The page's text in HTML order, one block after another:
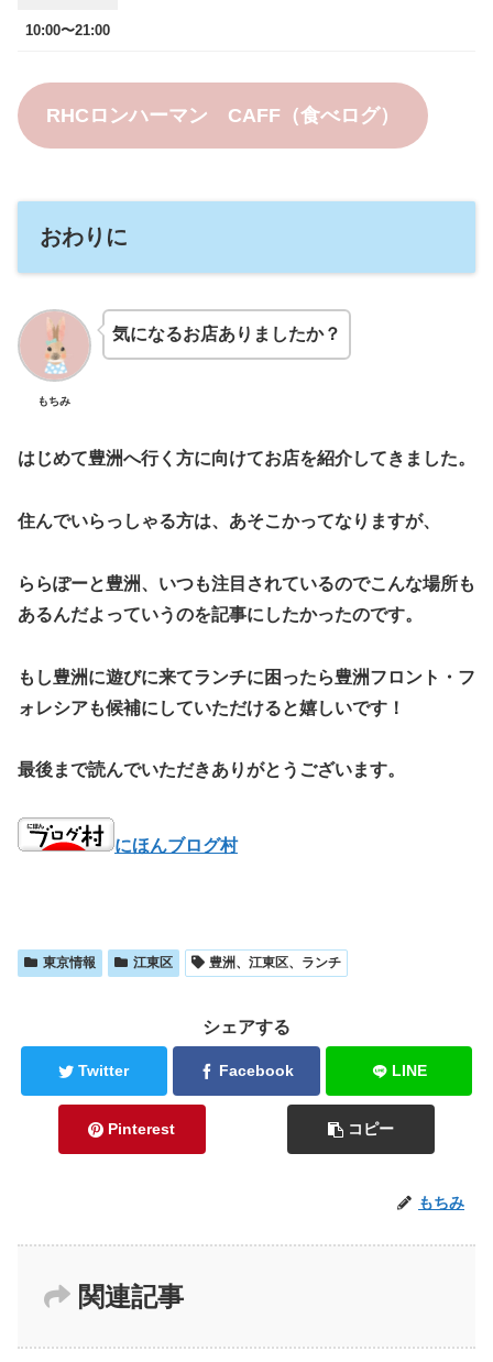
10:00〜21:00
RHCロンハーマン CAFF（食べログ）
おわりに
もちみ
気になるお店ありましたか？
はじめて豊洲へ行く方に向けてお店を紹介してきました。
住んでいらっしゃる方は、あそこかってなりますが、
ららぽーと豊洲、いつも注目されているのでこんな場所も
あるんだよっていうのを記事にしたかったのです。
もし豊洲に遊びに来てランチに困ったら豊洲フロント・フ
ォレシアも候補にしていただけると嬉しいです！
最後まで読んでいただきありがとうございます。
にほんブログ村
東京情報 江東区 豊洲、江東区、ランチ
シェアする
Twitter Facebook LINE
Pinterest コピー
もちみ
関連記事